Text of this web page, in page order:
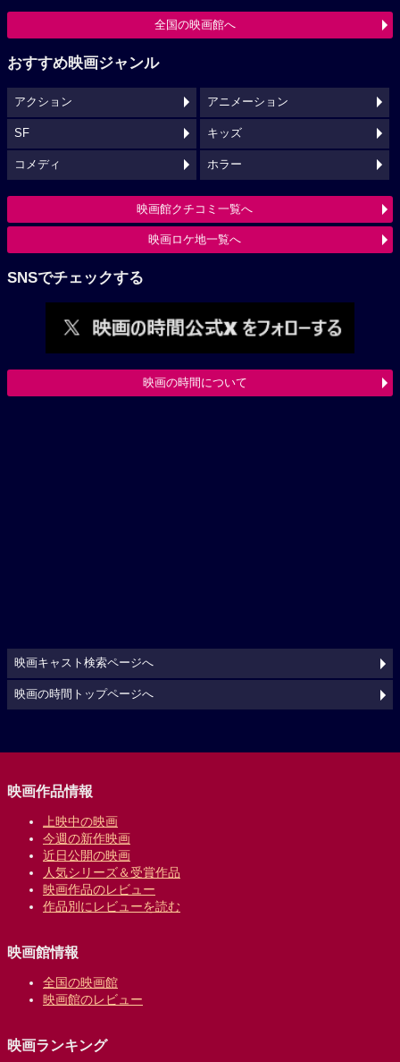
全国の映画館へ
おすすめ映画ジャンル
アクション アニメーション
SF キッズ
コメディ ホラー
映画館クチコミ一覧へ
映画ロケ地一覧へ
SNSでチェックする
映画の時間について
映画キャスト検索ページへ
映画の時間トップページへ
映画作品情報
上映中の映画
今週の新作映画
近日公開の映画
人気シリーズ＆受賞作品
映画作品のレビュー
作品別にレビューを読む
映画館情報
全国の映画館
映画館のレビュー
映画ランキング